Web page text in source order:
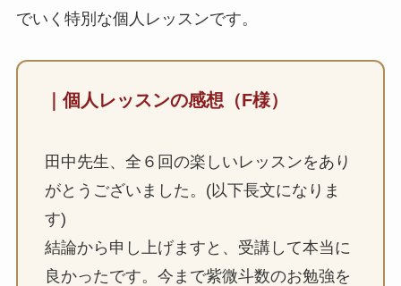
でいく特別な個人レッスンです。
｜個人レッスンの感想（F様）
田中先生、全６回の楽しいレッスンをあり
がとうございました。(以下長文になりま
す)
結論から申し上げますと、受講して本当に
良かったです。今まで紫微斗数のお勉強を